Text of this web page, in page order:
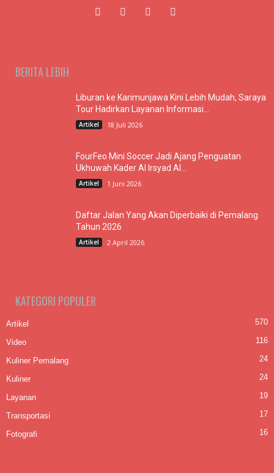
BERITA LEBIH
Liburan ke Karimunjawa Kini Lebih Mudah, Saraya
Tour Hadirkan Layanan Informasi...
Artikel 18 Juli 2026
FourFeo Mini Soccer Jadi Ajang Penguatan
Ukhuwah Kader Al Irsyad Al...
Artikel 1 Juni 2026
Daftar Jalan Yang Akan Diperbaiki di Pemalang
Tahun 2026
Artikel 2 April 2026
KATEGORI POPULER
Artikel 570
Video 116
Kuliner Pemalang 24
Kuliner 24
Layanan 19
Transportasi 17
Fotografi 16